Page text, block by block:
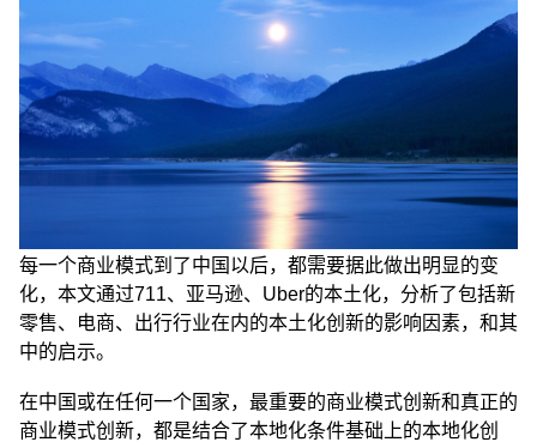
每一个商业模式到了中国以后，都需要据此做出明显的变
化，本文通过711、亚马逊、Uber的本土化，分析了包括新
零售、电商、出行行业在内的本土化创新的影响因素，和其
中的启示。
在中国或在任何一个国家，最重要的商业模式创新和真正的
商业模式创新，都是结合了本地化条件基础上的本地化创